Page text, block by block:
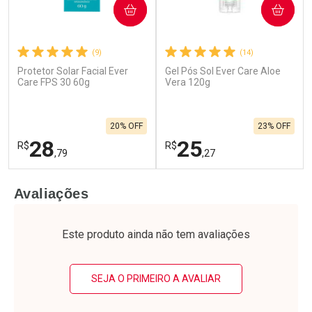
(9)
Protetor Solar Facial Ever
Care FPS 30 60g
R$28,79
20% OFF
COMPRAR
Laboratório
Por Menos
(14)
Gel Pós Sol Ever Care Aloe
Vera 120g
R$25,27
23% OFF
COMPRAR
Laboratório
Por Menos
Avaliações
Este produto ainda não tem avaliações
SEJA O PRIMEIRO A AVALIAR